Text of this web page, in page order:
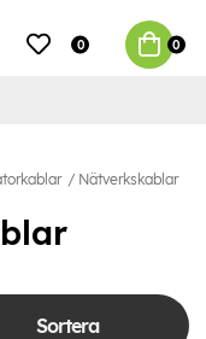
0 0
Nätverkskablar
Sortera